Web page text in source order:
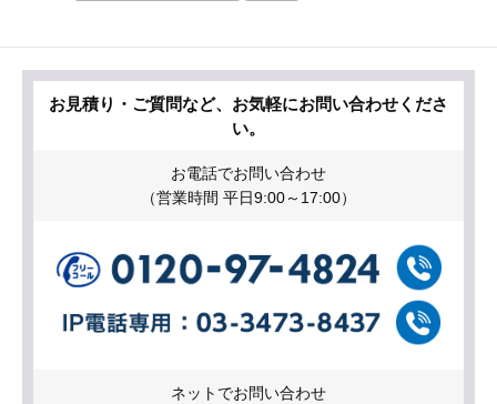
お見積り・ご質問など、お気軽にお問い合わせくださ
い。
お電話でお問い合わせ
（営業時間 平日9:00～17:00）
ネットでお問い合わせ